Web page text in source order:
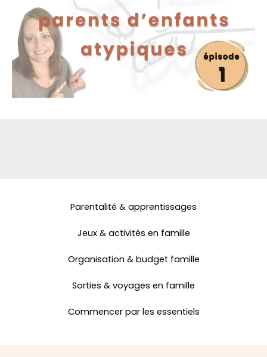
Parentalité & apprentissages
Jeux & activités en famille
Organisation & budget famille
Sorties & voyages en famille
Commencer par les essentiels